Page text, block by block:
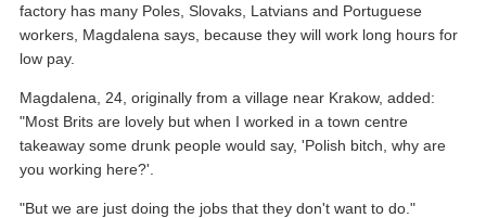
factory has many Poles, Slovaks, Latvians and Portuguese
workers, Magdalena says, because they will work long hours for
low pay.
Magdalena, 24, originally from a village near Krakow, added:
"Most Brits are lovely but when I worked in a town centre
takeaway some drunk people would say, 'Polish bitch, why are
you working here?'.
"But we are just doing the jobs that they don't want to do."